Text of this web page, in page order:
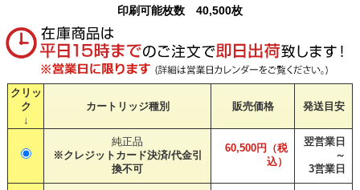
印刷可能枚数 40,500枚
クリッ
ク
↓
カートリッジ種別 販売価格 発送目安
純正品
※クレジットカード決済/代金引
換不可
60,500円（税
込）
翌営業日
～
3営業日